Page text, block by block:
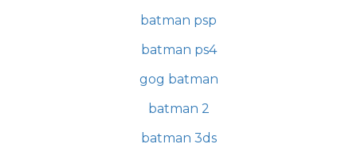
batman psp
batman ps4
gog batman
batman 2
batman 3ds